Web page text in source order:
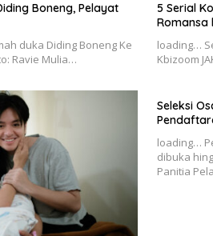
Boneng, Pelayat
duka Diding Boneng Ke
Ravie Mulia…
5 Serial
Romansa
loading…
Kbizoom
Seleksi
loading…
dibuka
Panitia